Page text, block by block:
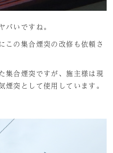
いですね。
この集合煙突の改修も依頼さ
集合煙突ですが、施主様は現
突として使用しています。